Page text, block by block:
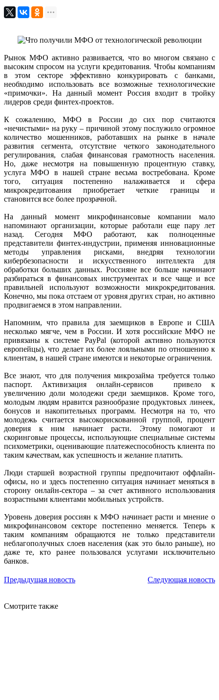
Рынок МФО активно развивается, что во многом связано с
высоким спросом на услуги кредитования. Чтобы компаниям
в этом секторе эффективно конкурировать с банками,
необходимо использовать все возможные технологические
«примочки». На данный момент Россия входит в тройку
лидеров среди финтех-проектов.
К сожалению, МФО в России до сих пор считаются
«нечистыми» на руку – причиной этому послужило огромное
количество мошенников, работавших на рынке в начале
развития сегмента, отсутствие четкого законодательного
регулирования, слабая финансовая грамотность населения.
Но, даже несмотря на повышенную процентную ставку,
услуга МФО в нашей стране весьма востребована. Кроме
того, ситуация постепенно налаживается и сфера
микрокредитования приобретает четкие границы и
становится все более прозрачной.
На данный момент микрофинансовые компании мало
напоминают организации, которые работали еще пару лет
назад. Сегодня МФО работают, как полноценные
представители финтех-индустрии, применяя инновационные
методы управления рисками, внедряя технологии
кибербезопасности и искусственного интеллекта для
обработки больших данных. Россияне все больше начинают
разбираться в финансовых инструментах и все чаще и все
правильней используют возможности микрокредитования.
Конечно, мы пока отстаем от уровня других стран, но активно
продвигаемся в этом направлении.
Напомним, что правила для заемщиков в Европе и США
несколько мягче, чем в России. И хотя российские МФО не
привязаны к системе PayPal (которой активно пользуются
европейцы), что делает их более лояльными по отношению к
клиентам, в нашей стране имеются и некоторые ограничения.
Все знают, что для получения микрозайма требуется только
паспорт. Активизация онлайн-сервисов привело к
увеличению доли молодежи среди заемщиков. Кроме того,
молодым людям нравится разнообразие продуктовых линеек,
бонусов и накопительных программ. Несмотря на то, что
молодежь считается высокорискованной группой, процент
доверия к ним начинает расти. Этому помогают и
скоринговые процессы, использующие специальные системы
психометрики, оценивающие платежеспособность клиента по
таким качествам, как успешность и желание платить.
Люди старшей возрастной группы предпочитают оффлайн-
офисы, но и здесь постепенно ситуация начинает меняться в
сторону онлайн-сектора – за счет активного использования
возрастными клиентами мобильных устройств.
Уровень доверия россиян к МФО начинает расти и мнение о
микрофинансовом секторе постепенно меняется. Теперь к
таким компаниям обращаются не только представители
неблагополучных слоев населения (как это было раньше), но
даже те, кто ранее пользовался услугами исключительно
банков.
Предыдущая новость Следующая новость
Смотрите также